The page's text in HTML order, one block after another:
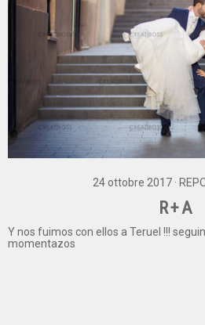
24 ottobre 2017 ·
R+A
Y nos fuimos con ellos a Teruel !!!
momentazos